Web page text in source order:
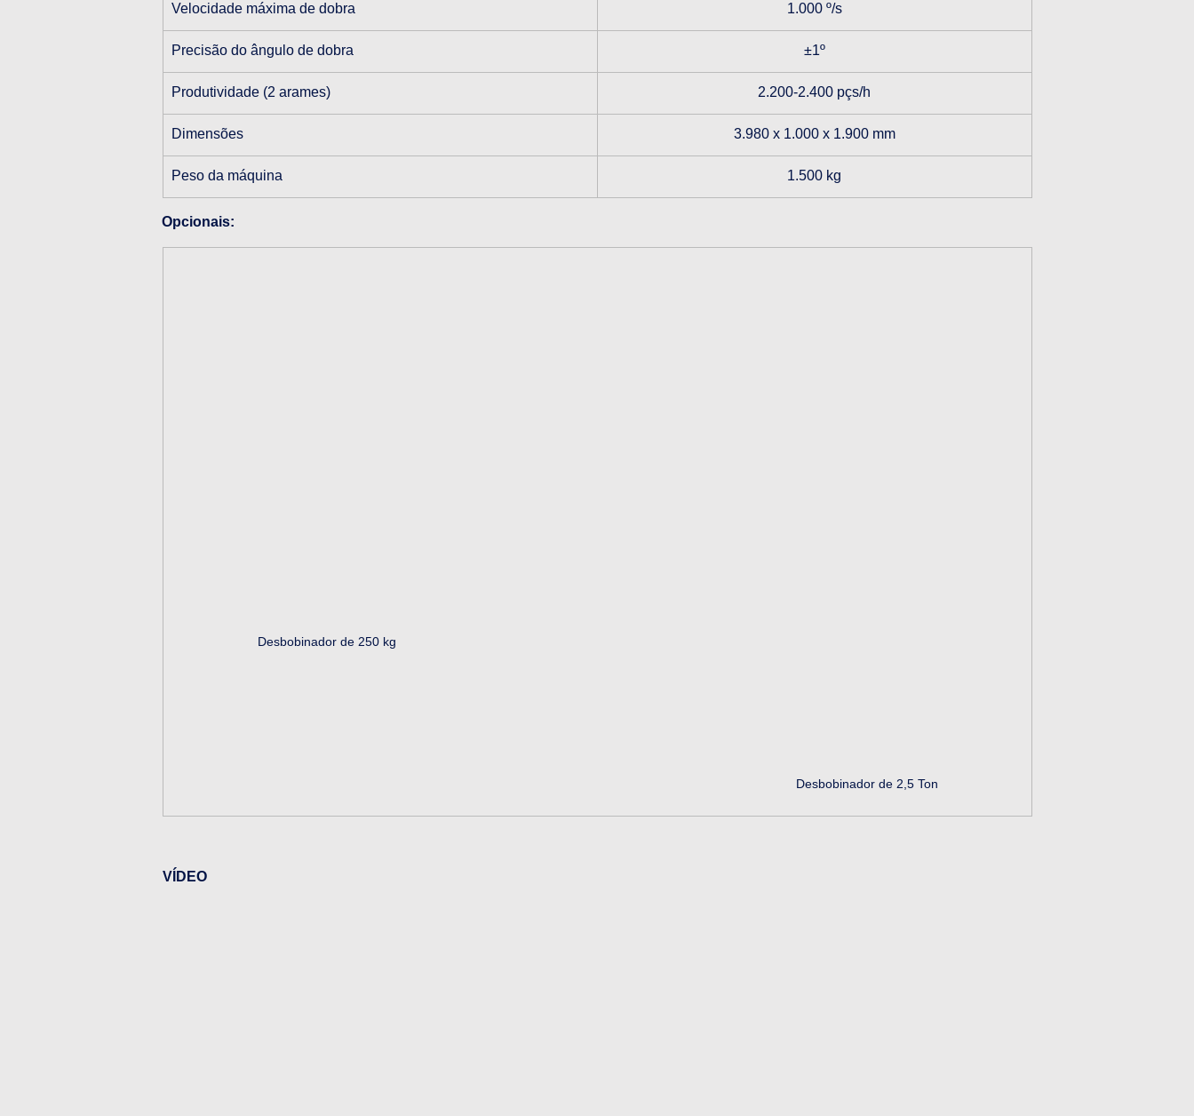
Velocidade máxima de dobra 1.000 º/s
Precisão do ângulo de dobra ±1º
Produtividade (2 arames) 2.200-2.400 pçs/h
Dimensões 3.980 x 1.000 x 1.900 mm
Peso da máquina 1.500 kg
Opcionais:
Desbobinador de 250 kg
Desbobinador de 2,5 Ton
VÍDEO